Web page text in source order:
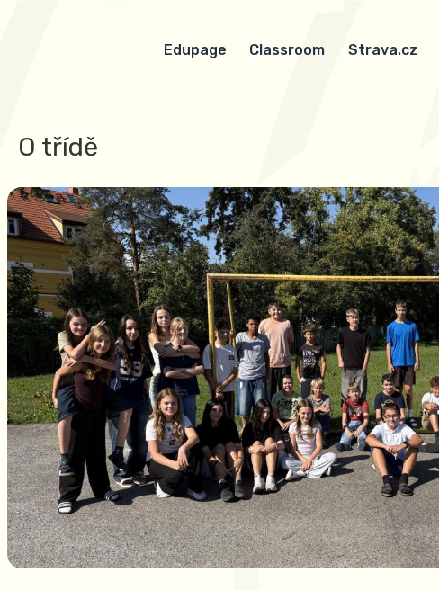
Edupage Classroom Strava.cz
O třídě